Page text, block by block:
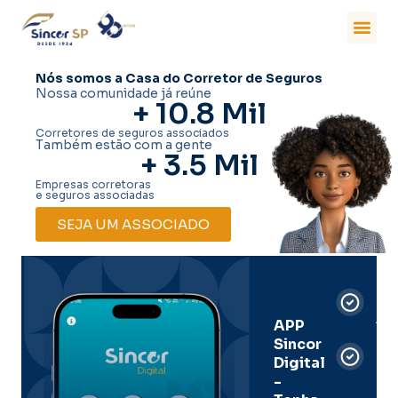
Nós somos a Casa do Corretor de Seguros
Nossa comunidade já reúne
+ 10.8 Mil
Corretores de seguros associados
Também estão com a gente
+ 3.5 Mil
Empresas corretoras
e seguros associadas
SEJA UM ASSOCIADO
APP
Sincor
Digital
-